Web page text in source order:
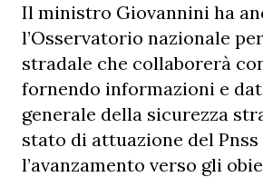
Il ministro Giovannini ha
l’Osservatorio nazionale
stradale che collaborerà
fornendo informazioni e
generale della sicurezza
stato di attuazione del Pnss
l’avanzamento verso gli